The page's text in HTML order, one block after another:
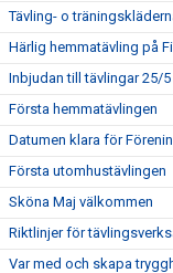
Tävling- o
Härlig hemmatävling på
Inbjudan till tävlingar 25/
Första hemmatävlingen
Datumen klara för
Första utomhustävlingen
Sköna Maj välkommen
Riktlinjer för
Var med och skapa